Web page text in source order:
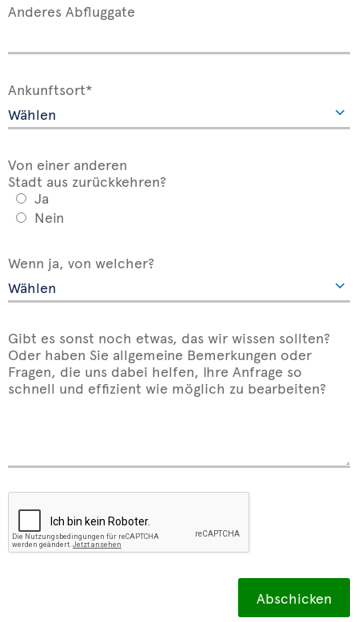
Anderes Abfluggate
Ankunftsort*
Von einer anderen
Stadt aus zurückkehren?
Ja
Nein
Wenn ja, von welcher?
Gibt es sonst noch etwas, das wir wissen sollten?
Oder haben Sie allgemeine Bemerkungen oder
Fragen, die uns dabei helfen, Ihre Anfrage so
schnell und effizient wie möglich zu bearbeiten?